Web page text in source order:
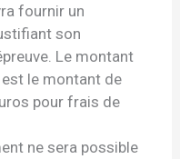
fournir un
son
Le montant
le montant de
pour frais de
ne sera possible